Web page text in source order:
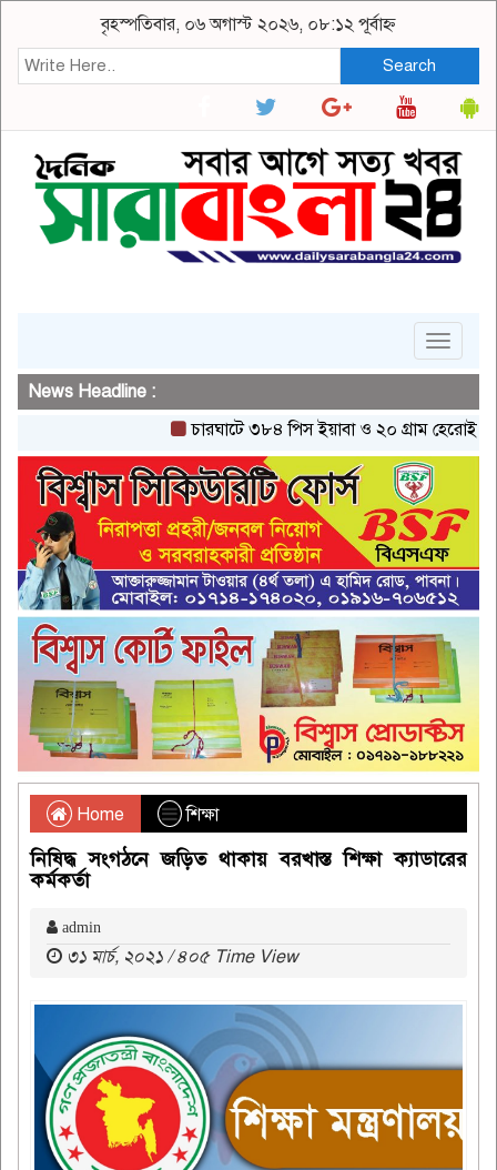
বৃহস্পতিবার, ০৬ অগাস্ট ২০২৬, ০৮:১২ পূর্বাহ্ন
Search
Toggle
News Headline :
চারঘাটে ৩৮৪ পিস ইয়াবা ও ২০ গ্রাম হেরোইনসহ
Home শিক্ষা
নিষিদ্ধ সংগঠনে জড়িত থাকায় বরখাস্ত শিক্ষা ক্যাডারের
কর্মকর্তা
admin
৩১ মার্চ, ২০২১ / ৪০৫ Time View